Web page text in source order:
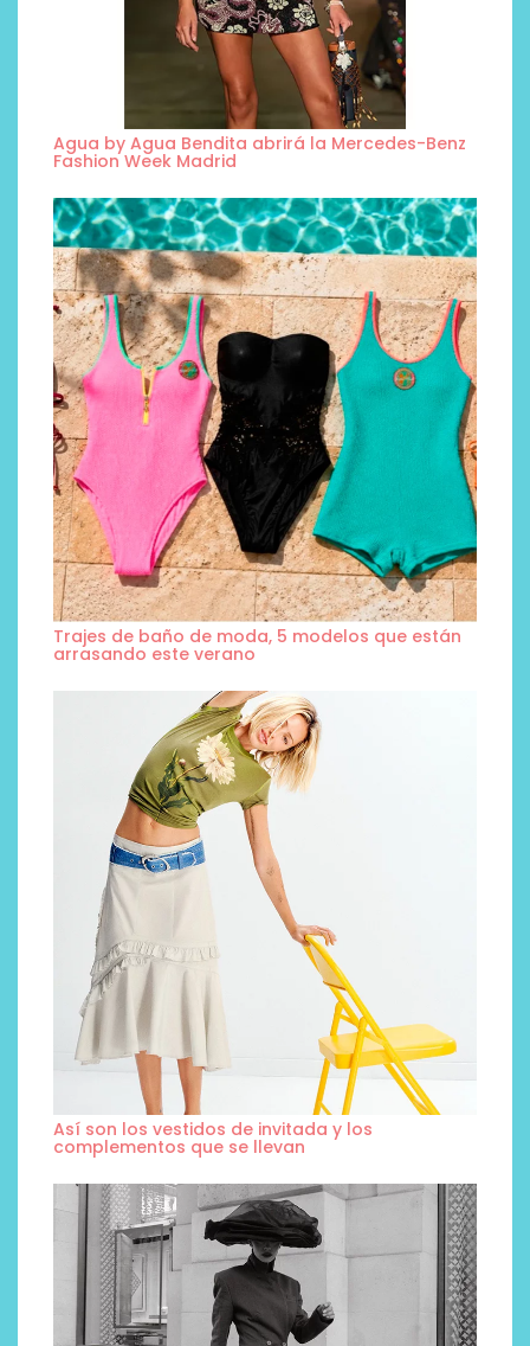
Agua by Agua Bendita abrirá la Mercedes-Benz
Fashion Week Madrid
Trajes de baño de moda, 5 modelos que están
arrasando este verano
Así son los vestidos de invitada y los
complementos que se llevan